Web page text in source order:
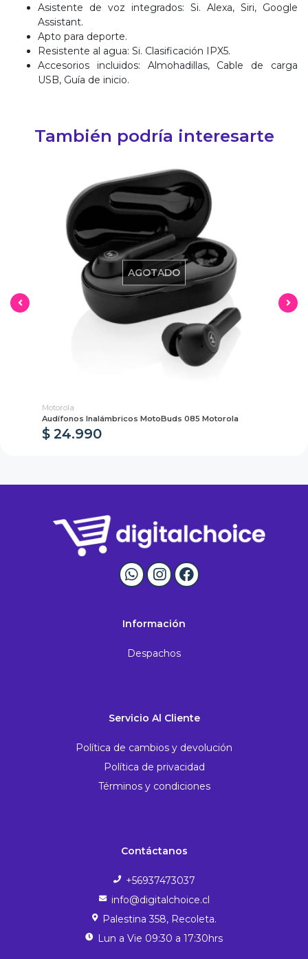
Asistente de voz integrados: Si. Alexa, Siri, Google
Assistant.
Apto para deporte.
Resistente al agua: Si. Clasificación IPX5.
Accesorios incluidos: Almohadillas, Cable de carga
USB, Guía de inicio.
También podría interesarte
AGOTADO
Motorola
Audífonos Inalámbricos MotoBuds 085 Motorola
$ 24.990
Información
Despachos
Servicio Al Cliente
Política de cambios y devolución
Política de privacidad
Términos y condiciones
Contáctanos
+56937473037
info@digitalchoice.cl
Palestina 358, Recoleta.
Lun a Vie 09:30 a 17:30hrs